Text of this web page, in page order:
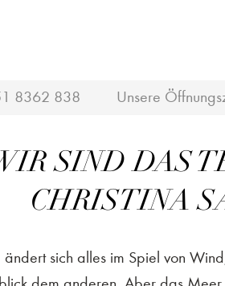
8362 838 UnsereMOIN!
SIND DAS
CHRISTINA
sich alles im Spiel von